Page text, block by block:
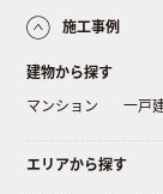
施工事例
建物から探す
マンション
一戸
エリアから探す